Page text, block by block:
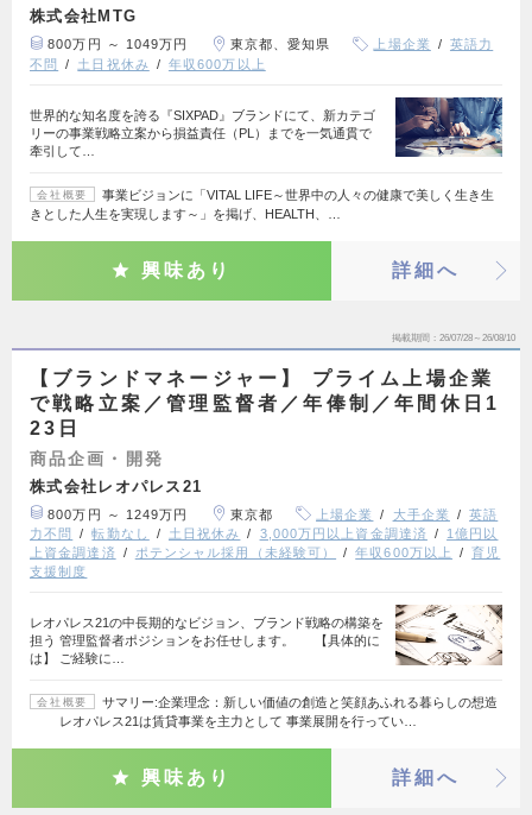
株式会社MTG
800万円 ～ 1049万円 東京都、愛知県 上場企業
英語力
不問
土日祝休み 年収600万以上
世界的な知名度を誇る『SIXPAD』ブランドにて、新カテゴ
リーの事業戦略立案から損益責任（PL）までを一気通貫で
牽引して…
会社概要
事業ビジョンに「VITAL LIFE～世界中の人々の健康で美しく生き生
きとした人生を実現します～」を掲げ、HEALTH、…
興味あり 詳細へ
掲載期間 26/07/28～26/08/10
【ブランドマネージャー】 プライム上場企業
で戦略立案／管理監督者／年俸制／年間休日1
23日
商品企画・開発
株式会社レオパレス21
800万円 ～ 1249万円 東京都 上場企業 大手企業
英語
力不問
転勤なし 土日祝休み 3,000万円以上資金調達済
1億円以
上資金調達済
ポテンシャル採用（未経験可） 年収600万以上
育児
支援制度
レオパレス21の中長期的なビジョン、ブランド戦略の構築を
担う 管理監督者ポジションをお任せします。 【具体的に
は】 ご経験に…
会社概要
サマリー:企業理念：新しい価値の創造と笑顔あふれる暮らしの想造
レオパレス21は賃貸事業を主力として 事業展開を行ってい…
興味あり 詳細へ